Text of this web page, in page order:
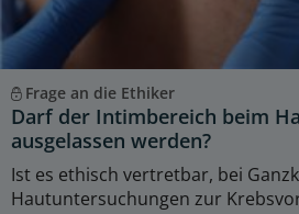
Frage an die Ethiker
Darf der Intimbereich beim
ausgelassen werden?
Ist es ethisch vertretbar, bei
Hautuntersuchungen zur